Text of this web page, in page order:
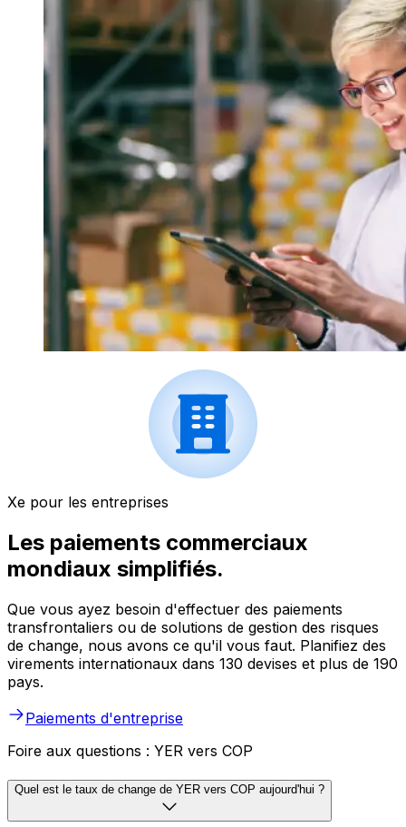
Xe pour les entreprises
Les paiements commerciaux
mondiaux simplifiés.
Que vous ayez besoin d'effectuer des paiements
transfrontaliers ou de solutions de gestion des risques
de change, nous avons ce qu'il vous faut. Planifiez des
virements internationaux dans 130 devises et plus de 190
pays.
Paiements d'entreprise
Foire aux questions : YER vers COP
Quel est le taux de change de YER vers COP aujourd'hui ?